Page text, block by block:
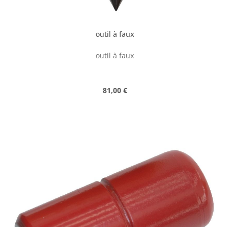
outil à faux
outil à faux
Prix régulier :
81,00 €